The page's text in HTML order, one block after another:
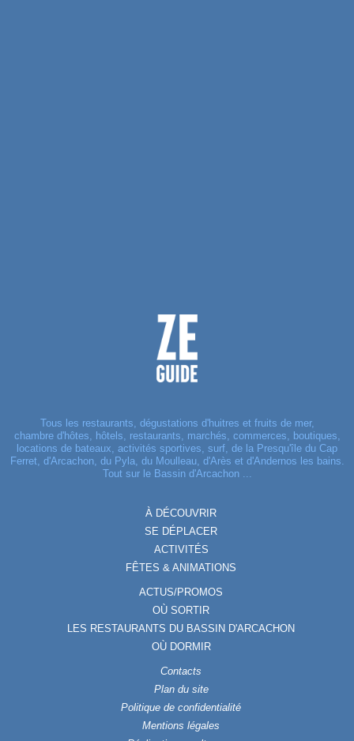
Tous les restaurants, dégustations d'huitres et fruits de mer,
chambre d'hôtes, hôtels, restaurants, marchés, commerces, boutiques,
locations de bateaux, activités sportives, surf, de la Presqu'île du Cap
Ferret, d'Arcachon, du Pyla, du Moulleau, d'Arès et d'Andernos les bains.
Tout sur le Bassin d'Arcachon ...
À DÉCOUVRIR
SE DÉPLACER
ACTIVITÉS
FÊTES & ANIMATIONS
ACTUS/PROMOS
OÙ SORTIR
LES RESTAURANTS DU BASSIN D'ARCACHON
OÙ DORMIR
Contacts
Plan du site
Politique de confidentialité
Mentions légales